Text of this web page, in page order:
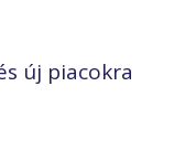
új piacokra